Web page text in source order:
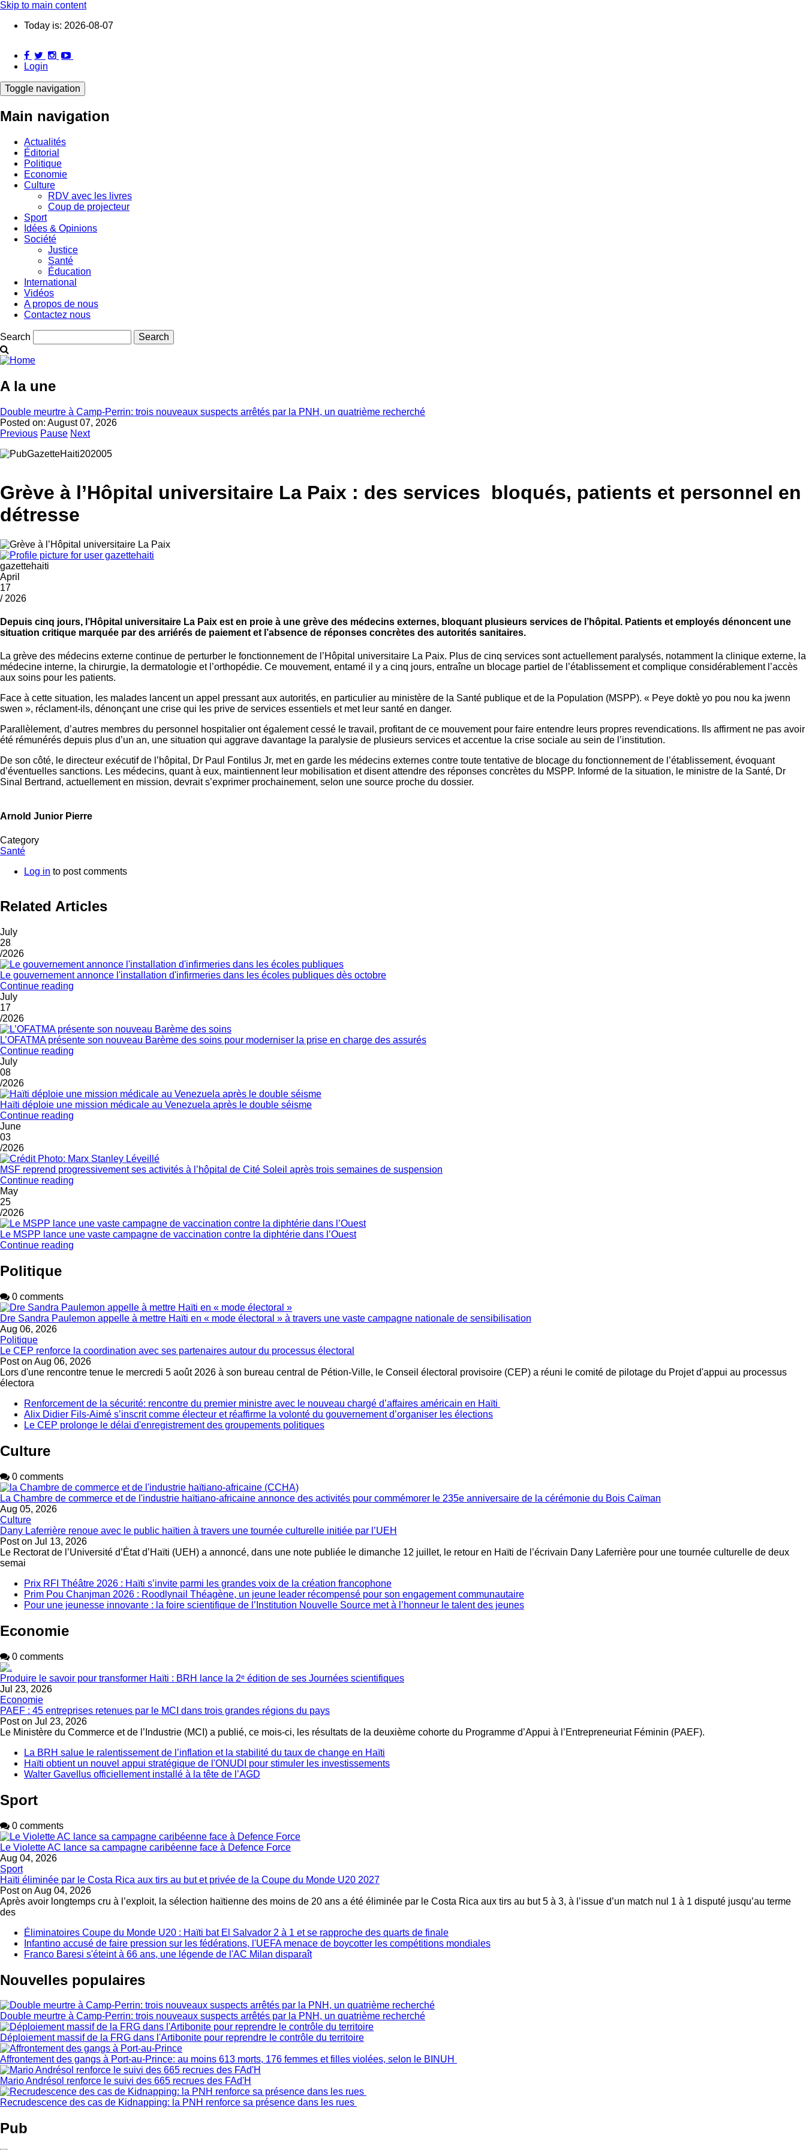
Skip to main content
Today is: 2026-08-07
Login
Toggle navigation
Main navigation
Actualités
Éditorial
Politique
Economie
Culture
RDV avec les livres
Coup de projecteur
Sport
Idées & Opinions
Société
Justice
Santé
Éducation
International
Vidéos
A propos de nous
Contactez nous
Search
A la une
Double meurtre à Camp-Perrin: trois nouveaux suspects arrêtés par la PNH, un quatrième recherché
Posted on: August 07, 2026
Previous Pause Next
Grève à l’Hôpital universitaire La Paix : des services bloqués, patients et personnel en
détresse
gazettehaiti
April
17
/ 2026
Depuis cinq jours, l’Hôpital universitaire La Paix est en proie à une grève des médecins externes, bloquant plusieurs services de l’hôpital. Patients et employés dénoncent une
situation critique marquée par des arriérés de paiement et l’absence de réponses concrètes des autorités sanitaires.
La grève des médecins externe continue de perturber le fonctionnement de l’Hôpital universitaire La Paix. Plus de cinq services sont actuellement paralysés, notamment la clinique externe, la
médecine interne, la chirurgie, la dermatologie et l’orthopédie. Ce mouvement, entamé il y a cinq jours, entraîne un blocage partiel de l’établissement et complique considérablement l’accès
aux soins pour les patients.
Face à cette situation, les malades lancent un appel pressant aux autorités, en particulier au ministère de la Santé publique et de la Population (MSPP). « Peye doktè yo pou nou ka jwenn
swen », réclament-ils, dénonçant une crise qui les prive de services essentiels et met leur santé en danger.
Parallèlement, d’autres membres du personnel hospitalier ont également cessé le travail, profitant de ce mouvement pour faire entendre leurs propres revendications. Ils affirment ne pas avoir
été rémunérés depuis plus d’un an, une situation qui aggrave davantage la paralysie de plusieurs services et accentue la crise sociale au sein de l’institution.
De son côté, le directeur exécutif de l’hôpital, Dr Paul Fontilus Jr, met en garde les médecins externes contre toute tentative de blocage du fonctionnement de l’établissement, évoquant
d’éventuelles sanctions. Les médecins, quant à eux, maintiennent leur mobilisation et disent attendre des réponses concrètes du MSPP. Informé de la situation, le ministre de la Santé, Dr
Sinal Bertrand, actuellement en mission, devrait s’exprimer prochainement, selon une source proche du dossier.
Arnold Junior Pierre
Category
Santé
Log in to post comments
Related Articles
July
28
/2026
Le gouvernement annonce l'installation d'infirmeries dans les écoles publiques dès octobre
Continue reading
July
17
/2026
L’OFATMA présente son nouveau Barème des soins pour moderniser la prise en charge des assurés
Continue reading
July
08
/2026
Haïti déploie une mission médicale au Venezuela après le double séisme
Continue reading
June
03
/2026
MSF reprend progressivement ses activités à l’hôpital de Cité Soleil après trois semaines de suspension
Continue reading
May
25
/2026
Le MSPP lance une vaste campagne de vaccination contre la diphtérie dans l’Ouest
Continue reading
Politique
0 comments
Dre Sandra Paulemon appelle à mettre Haïti en « mode électoral » à travers une vaste campagne nationale de sensibilisation
Aug 06, 2026
Politique
Le CEP renforce la coordination avec ses partenaires autour du processus électoral
Post on Aug 06, 2026
Lors d'une rencontre tenue le mercredi 5 août 2026 à son bureau central de Pétion-Ville, le Conseil électoral provisoire (CEP) a réuni le comité de pilotage du Projet d'appui au processus
électora
Renforcement de la sécurité: rencontre du premier ministre avec le nouveau chargé d’affaires américain en Haïti
Alix Didier Fils-Aimé s’inscrit comme électeur et réaffirme la volonté du gouvernement d’organiser les élections
Le CEP prolonge le délai d'enregistrement des groupements politiques
Culture
0 comments
La Chambre de commerce et de l'industrie haïtiano-africaine annonce des activités pour commémorer le 235e anniversaire de la cérémonie du Bois Caïman
Aug 05, 2026
Culture
Dany Laferrière renoue avec le public haïtien à travers une tournée culturelle initiée par l’UEH
Post on Jul 13, 2026
Le Rectorat de l’Université d’État d’Haïti (UEH) a annoncé, dans une note publiée le dimanche 12 juillet, le retour en Haïti de l’écrivain Dany Laferrière pour une tournée culturelle de deux
semai
Prix RFI Théâtre 2026 : Haïti s’invite parmi les grandes voix de la création francophone
Prim Pou Chanjman 2026 : Roodlynail Théagène, un jeune leader récompensé pour son engagement communautaire
Pour une jeunesse innovante : la foire scientifique de l’Institution Nouvelle Source met à l’honneur le talent des jeunes
Economie
0 comments
Produire le savoir pour transformer Haïti : BRH lance la 2ᵉ édition de ses Journées scientifiques
Jul 23, 2026
Economie
PAEF : 45 entreprises retenues par le MCI dans trois grandes régions du pays
Post on Jul 23, 2026
Le Ministère du Commerce et de l’Industrie (MCI) a publié, ce mois-ci, les résultats de la deuxième cohorte du Programme d’Appui à l’Entrepreneuriat Féminin (PAEF).
La BRH salue le ralentissement de l’inflation et la stabilité du taux de change en Haïti
Haïti obtient un nouvel appui stratégique de l'ONUDI pour stimuler les investissements
Walter Gavellus officiellement installé à la tête de l’AGD
Sport
0 comments
Le Violette AC lance sa campagne caribéenne face à Defence Force
Aug 04, 2026
Sport
Haïti éliminée par le Costa Rica aux tirs au but et privée de la Coupe du Monde U20 2027
Post on Aug 04, 2026
Après avoir longtemps cru à l’exploit, la sélection haïtienne des moins de 20 ans a été éliminée par le Costa Rica aux tirs au but 5 à 3, à l’issue d’un match nul 1 à 1 disputé jusqu’au terme
des
Éliminatoires Coupe du Monde U20 : Haïti bat El Salvador 2 à 1 et se rapproche des quarts de finale
Infantino accusé de faire pression sur les fédérations, l'UEFA menace de boycotter les compétitions mondiales
Franco Baresi s'éteint à 66 ans, une légende de l'AC Milan disparaît
Nouvelles populaires
Double meurtre à Camp-Perrin: trois nouveaux suspects arrêtés par la PNH, un quatrième recherché
Déploiement massif de la FRG dans l'Artibonite pour reprendre le contrôle du territoire
Affrontement des gangs à Port-au-Prince: au moins 613 morts, 176 femmes et filles violées, selon le BINUH
Mario Andrésol renforce le suivi des 665 recrues des FAd'H
Recrudescence des cas de Kidnapping: la PNH renforce sa présence dans les rues
Pub